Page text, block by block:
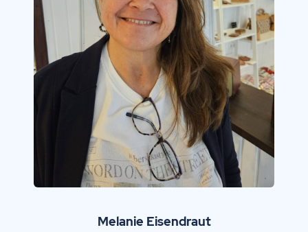
Melanie Eisendraut